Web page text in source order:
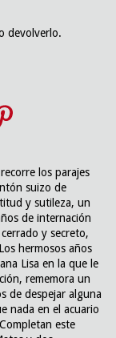
devolverlo.
los parajes
suizo de
y sutileza, un
de internación
y secreto,
hermosos años
Lisa en la que le
rememora un
de despejar alguna
nada en el acuario
este